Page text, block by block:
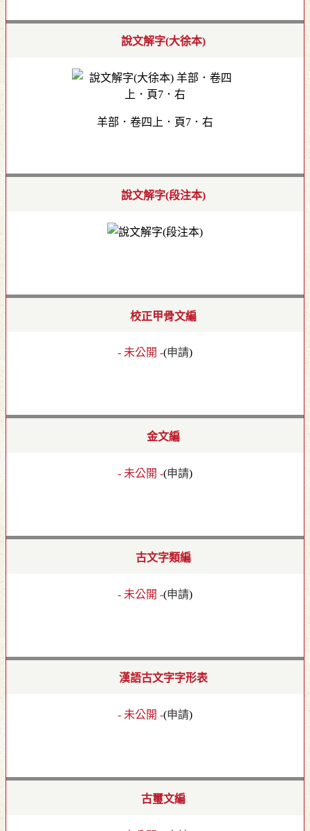
說文解字(大徐本)
羊部．卷四上．頁7．右
說文解字(段注本)
校正甲骨文編
- 未公開 -(申請)
金文編
- 未公開 -(申請)
古文字類編
- 未公開 -(申請)
漢語古文字字形表
- 未公開 -(申請)
古璽文編